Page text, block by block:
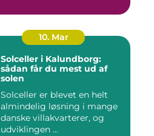
10. Mar
Solceller i Kalundborg:
sådan får du mest ud af
solen
Solceller er blevet en helt
almindelig løsning i mange
danske villakvarterer, og
udviklingen ...